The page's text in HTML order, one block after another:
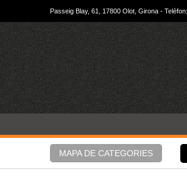
Passeig Blay, 61, 17800 Olot, Girona -
MAPA DE CATEGORIES